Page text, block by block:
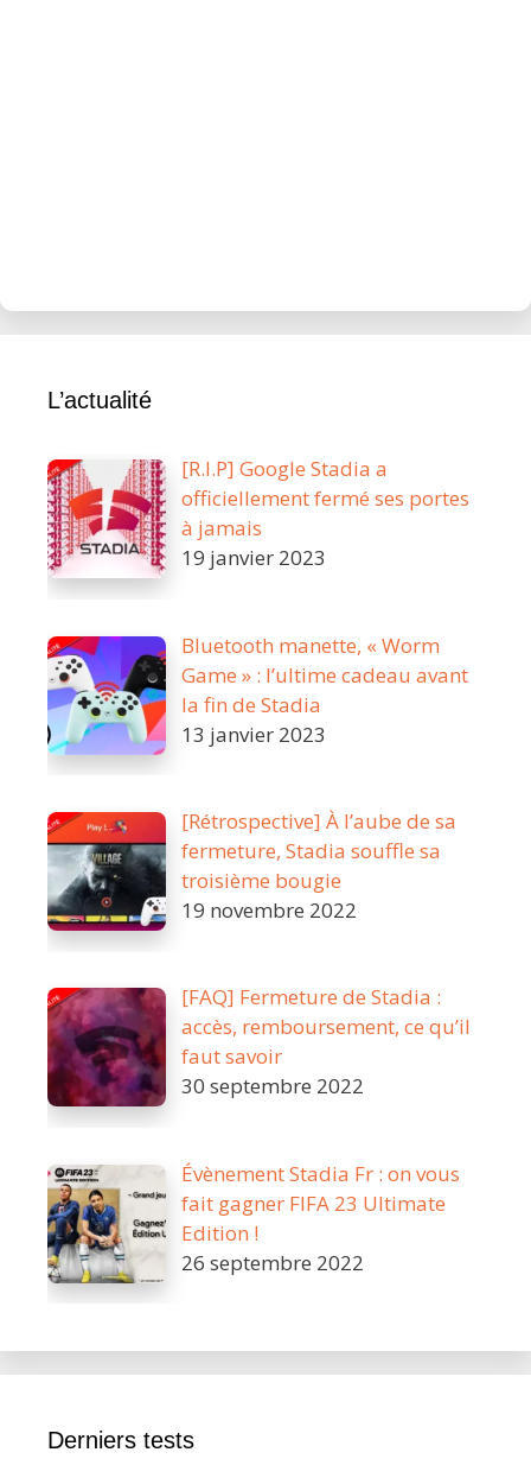
L’actualité
[R.I.P] Google Stadia a
officiellement fermé ses portes
à jamais
19 janvier 2023
Bluetooth manette, « Worm
Game » : l’ultime cadeau avant
la fin de Stadia
13 janvier 2023
[Rétrospective] À l’aube de sa
fermeture, Stadia souffle sa
troisième bougie
19 novembre 2022
[FAQ] Fermeture de Stadia :
accès, remboursement, ce qu’il
faut savoir
30 septembre 2022
Évènement Stadia Fr : on vous
fait gagner FIFA 23 Ultimate
Edition !
26 septembre 2022
Derniers tests